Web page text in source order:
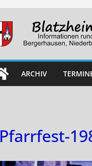
ARCHIV
Pfarrfest-